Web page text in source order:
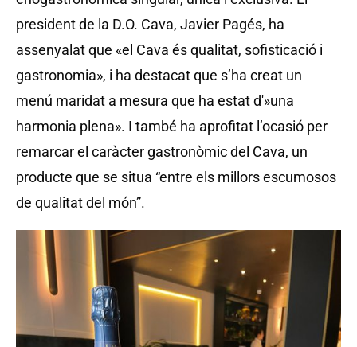
president de la D.O. Cava, Javier Pagés, ha
assenyalat que «el Cava és qualitat, sofisticació i
gastronomia», i ha destacat que s’ha creat un
menú maridat a mesura que ha estat d'»una
harmonia plena». I també ha aprofitat l’ocasió per
remarcar el caràcter gastronòmic del Cava, un
producte que se situa “entre els millors escumosos
de qualitat del món”.